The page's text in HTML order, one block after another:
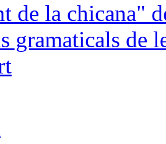
de la chicana"
gramaticals de